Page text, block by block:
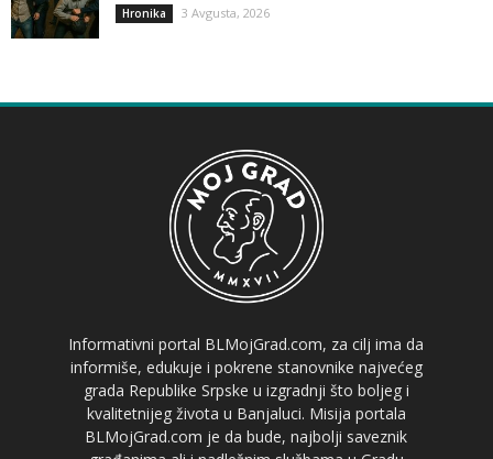
Hronika 3 Avgusta, 2026
Informativni portal BLMojGrad.com, za cilj ima da
informiše, edukuje i pokrene stanovnike najvećeg
grada Republike Srpske u izgradnji što boljeg i
kvalitetnijeg života u Banjaluci. Misija portala
BLMojGrad.com je da bude, najbolji saveznik